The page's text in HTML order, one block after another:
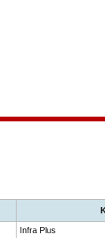
Infra Plus